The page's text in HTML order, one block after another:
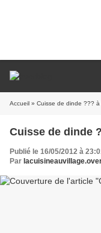
Accueil » Cuisse de dinde ??? à
Cuisse de dinde
Publié le 16/05/2012 à
Par